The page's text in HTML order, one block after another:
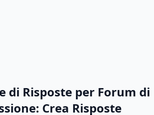
di Risposte per Forum di
Crea Risposte